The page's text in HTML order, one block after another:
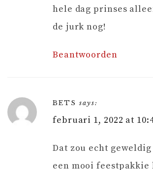
hele dag prinses
de jurk nog!
Beantwoorden
BETS says:
februari 1, 2022 at
Dat zou echt
een mooi feestpakkie